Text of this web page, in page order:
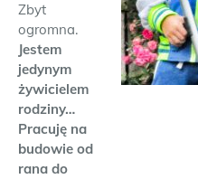
Zbyt
ogromna.
Jestem
jedynym
żywicielem
rodziny…
Pracuję na
budowie od
rana do